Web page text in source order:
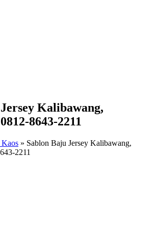
Kalibawang,
8643-2211
Kaos » Sablon Baju Jersey Kalibawang,
2211